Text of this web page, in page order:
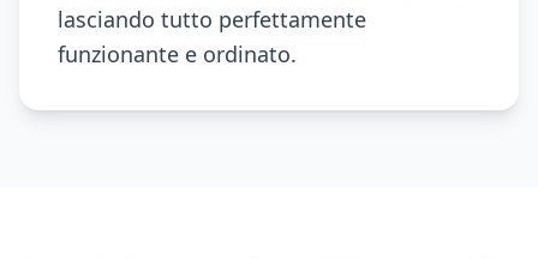
lasciando tutto perfettamente
funzionante e ordinato.